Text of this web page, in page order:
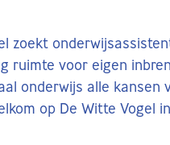
zoekt
ruimte voor eigen
onderwijs alle kansen
op De Witte Vogel